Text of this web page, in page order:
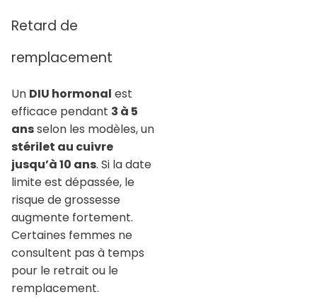
Retard de
remplacement
Un DIU hormonal est
efficace pendant 3 à 5
ansselon les modèles, un
stérilet au cuivre
jusqu’à 10 ans. Si la date
limite est dépassée, le
risque de grossesse
augmente fortement.
Certaines femmes ne
consultent pas à temps
pour le retrait ou le
remplacement.